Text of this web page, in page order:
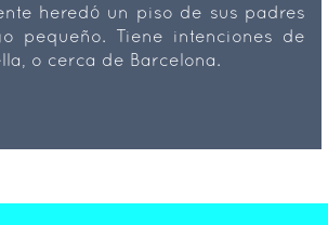
heredó un piso de sus padres
pequeño. Tiene intenciones de
o cerca de Barcelona.